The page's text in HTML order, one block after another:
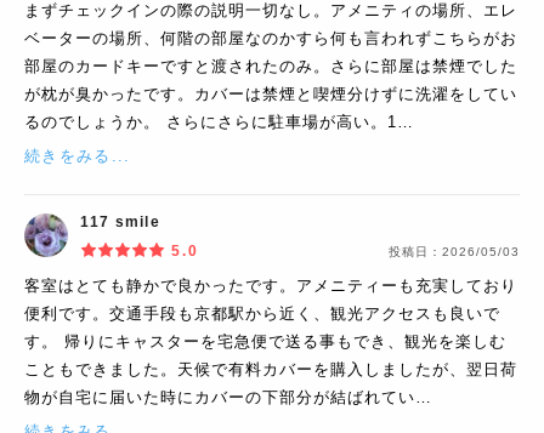
まずチェックインの際の説明一切なし。アメニティの場所、エレ
ベーターの場所、何階の部屋なのかすら何も言われずこちらがお
部屋のカードキーですと渡されたのみ。さらに部屋は禁煙でした
が枕が臭かったです。カバーは禁煙と喫煙分けずに洗濯をしてい
るのでしょうか。 さらにさらに駐車場が高い。1…
続きをみる...
117 smile
5.0
投稿日： 2026/05/03
客室はとても静かで良かったです。アメニティーも充実しており
便利です。交通手段も京都駅から近く、観光アクセスも良いで
す。 帰りにキャスターを宅急便で送る事もでき、観光を楽しむ
こともできました。天候で有料カバーを購入しましたが、翌日荷
物が自宅に届いた時にカバーの下部分が結ばれてい…